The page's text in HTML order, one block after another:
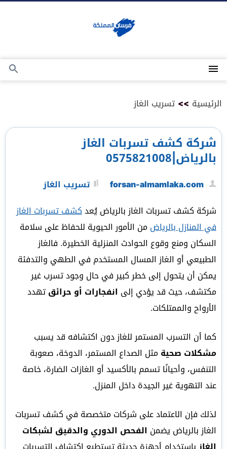
القائمة
بحث
الرئيسية >> تسريب الغاز
شركة كشف تسربات الغاز
بالرياض|0575821008
forsan-almamlaka.com
تسريب الغاز
شركة كشف تسربات الغاز بالرياض يُعدكشف تسربات الغاز
في المنازل بالرياضمن الأمور الحيوية للحفاظ على سلامة
السكان ومنع وقوع الحوادث المنزلية الخطيرة. فالغاز
الطبيعي أو الغاز المسال المستخدم في الطهي والتدفئة
يمكن أن يتحول إلى خطر كبير في حال وجود تسرب غير
مكتشف، حيث قد يؤدي إلى انفجارات أو حرائقتهدد
الأرواح والممتلكات.
كما أن التسرب المستمر للغاز دون اكتشافه قد يسبب
مشكلات صحيةمثل الصداع المستمر، الدوخة، صعوبة
التنفس، وأحيانًا تسمم بالأكسيد أو الغازات الضارة، خاصة
عند التهوية غير الجيدة داخل المنزل.
لذلك فإن الاعتماد على شركات متخصصة في كشف تسربات
الغاز بالرياض يضمن الفحص الدوري والدقيق لشبكات